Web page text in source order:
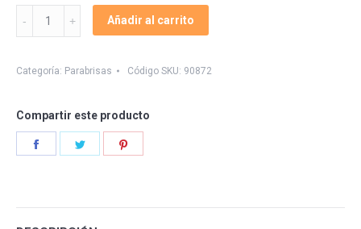
Parabrisa
Honda
Añadir al carrito
Categoría: Parabrisas Código SKU: 90872
Compartir este producto